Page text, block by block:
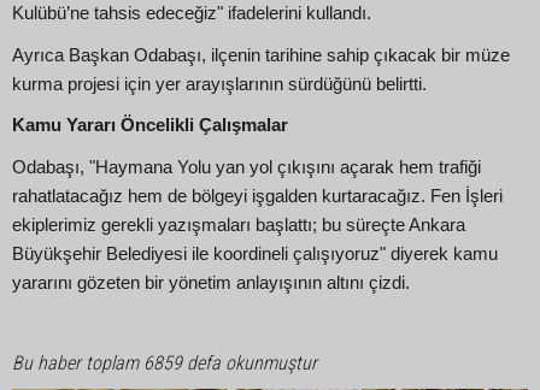
Kulübü’ne tahsis edeceğiz" ifadelerini kullandı.
Ayrıca Başkan Odabaşı, ilçenin tarihine sahip çıkacak bir müze
kurma projesi için yer arayışlarının sürdüğünü belirtti.
Kamu Yararı Öncelikli Çalışmalar
Odabaşı, "Haymana Yolu yan yol çıkışını açarak hem trafiği
rahatlatacağız hem de bölgeyi işgalden kurtaracağız. Fen İşleri
ekiplerimiz gerekli yazışmaları başlattı; bu süreçte Ankara
Büyükşehir Belediyesi ile koordineli çalışıyoruz" diyerek kamu
yararını gözeten bir yönetim anlayışının altını çizdi.
Bu haber toplam 6859 defa okunmuştur